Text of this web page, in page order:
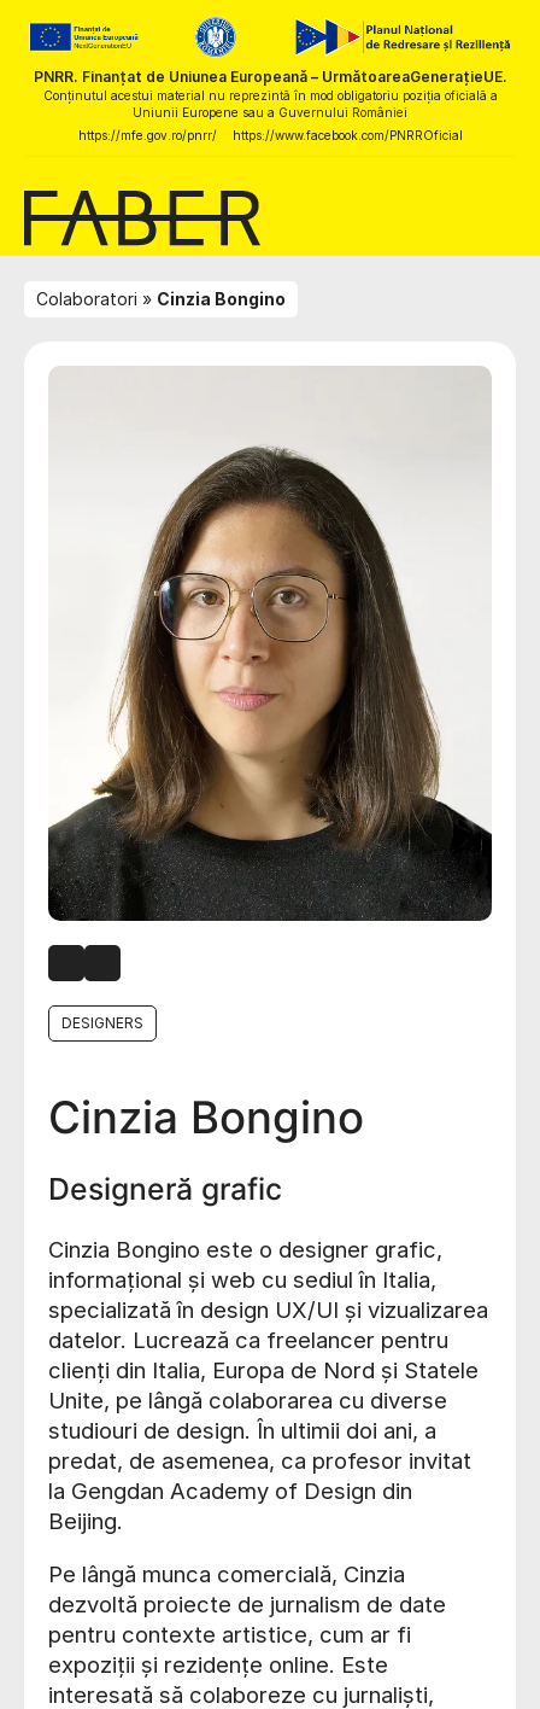
PNRR. Finanțat de Uniunea Europeană – UrmătoareaGenerațieUE.
Conținutul acestui material nu reprezintă în mod obligatoriu poziția oficială a
Uniunii Europene sau a Guvernului României
https://mfe.gov.ro/pnrr/
https://www.facebook.com/PNRROficial
Colaboratori Cinzia Bongino
DESIGNERS
Cinzia Bongino
Designeră grafic
Cinzia Bongino este o designer grafic,
informațional și web cu sediul în Italia,
specializată în design UX/UI și vizualizarea
datelor. Lucrează ca freelancer pentru
clienți din Italia, Europa de Nord și Statele
Unite, pe lângă colaborarea cu diverse
studiouri de design. În ultimii doi ani, a
predat, de asemenea, ca profesor invitat
la Gengdan Academy of Design din
Beijing.
Pe lângă munca comercială, Cinzia
dezvoltă proiecte de jurnalism de date
pentru contexte artistice, cum ar fi
expoziții și rezidențe online. Este
interesată să colaboreze cu jurnaliști,